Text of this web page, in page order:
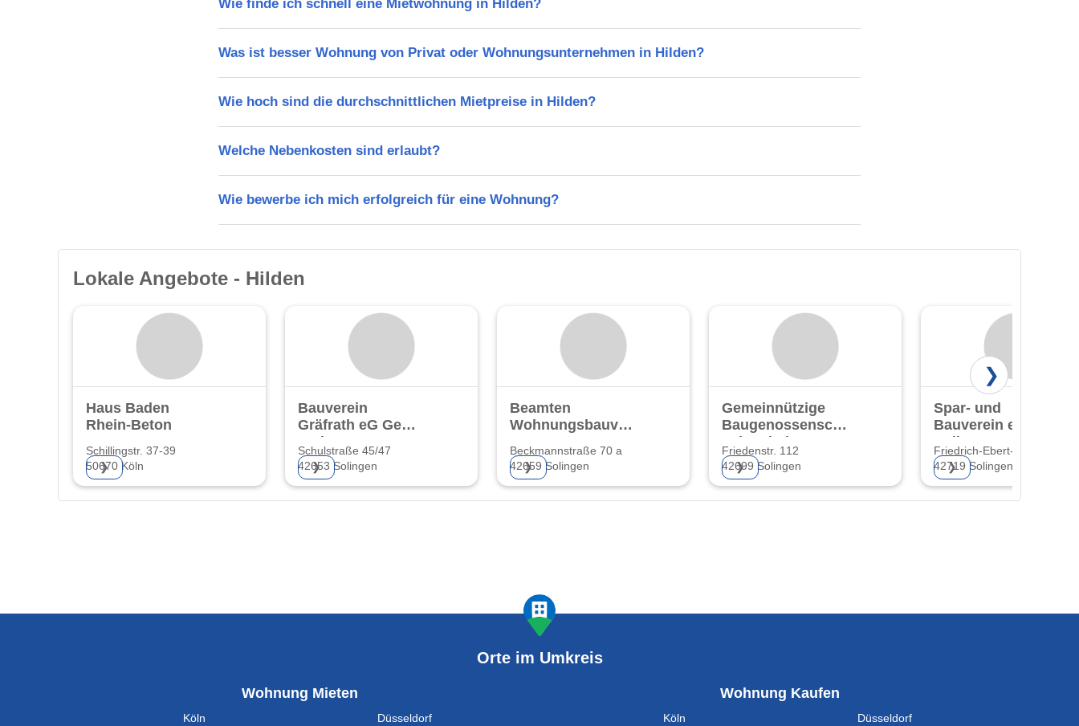
Wie finde ich schnell eine Mietwohnung in Hilden?
Was ist besser Wohnung von Privat oder Wohnungsunternehmen in Hilden?
Wie hoch sind die durchschnittlichen Mietpreise in Hilden?
Welche Nebenkosten sind erlaubt?
Wie bewerbe ich mich erfolgreich für eine Wohnung?
Lokale Angebote - Hilden
Haus Baden
Rhein-Beton
Schillingstr. 37-39
50670 Köln
❯
Bauverein
Gräfrath eG Gem.
Wohnungsgenossenschaft
Schulstraße 45/47
42653 Solingen
❯
Beamten
Wohnungsbauverein
Beckmannstraße 70 a
42659 Solingen
❯
Gemeinnützige
Baugenossenschaft
"Eigenheim" eG
Friedenstr. 112
42699 Solingen
❯
Spar- und
Bauverein eG
Solingen-Wald
Friedrich-Ebert-Str. 44
42719 Solingen
❯
❯
Orte im Umkreis
Wohnung Mieten
Köln Düsseldorf
Wohnung Kaufen
Köln Düsseldorf